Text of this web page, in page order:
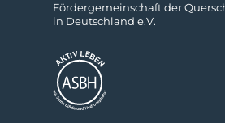
För­der­ge­mein­schaft der
in Deutsch­land e.V.